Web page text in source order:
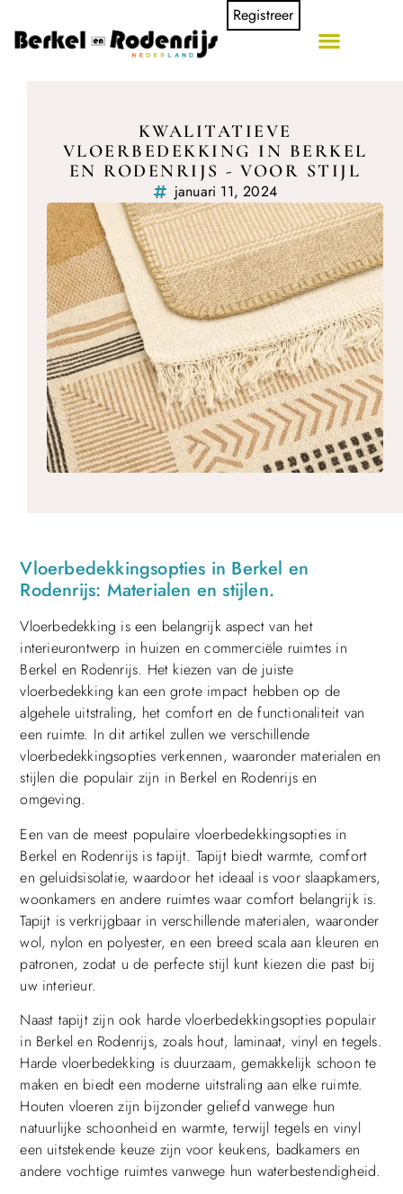
Registreer
KWALITATIEVE
VLOERBEDEKKING IN BERKEL
EN RODENRIJS - VOOR STIJL
januari 11, 2024
Vloerbedekkingsopties in Berkel en
Rodenrijs: Materialen en stijlen.
Vloerbedekking is een belangrijk aspect van het
interieurontwerp in huizen en commerciële ruimtes in
Berkel en Rodenrijs. Het kiezen van de juiste
vloerbedekking kan een grote impact hebben op de
algehele uitstraling, het comfort en de functionaliteit van
een ruimte. In dit artikel zullen we verschillende
vloerbedekkingsopties verkennen, waaronder materialen en
stijlen die populair zijn in Berkel en Rodenrijs en
omgeving.
Een van de meest populaire vloerbedekkingsopties in
Berkel en Rodenrijs is tapijt. Tapijt biedt warmte, comfort
en geluidsisolatie, waardoor het ideaal is voor slaapkamers,
woonkamers en andere ruimtes waar comfort belangrijk is.
Tapijt is verkrijgbaar in verschillende materialen, waaronder
wol, nylon en polyester, en een breed scala aan kleuren en
patronen, zodat u de perfecte stijl kunt kiezen die past bij
uw interieur.
Naast tapijt zijn ook harde vloerbedekkingsopties populair
in Berkel en Rodenrijs, zoals hout, laminaat, vinyl en tegels.
Harde vloerbedekking is duurzaam, gemakkelijk schoon te
maken en biedt een moderne uitstraling aan elke ruimte.
Houten vloeren zijn bijzonder geliefd vanwege hun
natuurlijke schoonheid en warmte, terwijl tegels en vinyl
een uitstekende keuze zijn voor keukens, badkamers en
andere vochtige ruimtes vanwege hun waterbestendigheid.